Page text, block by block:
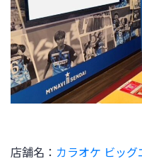
店舗名： カラオケ ビッ